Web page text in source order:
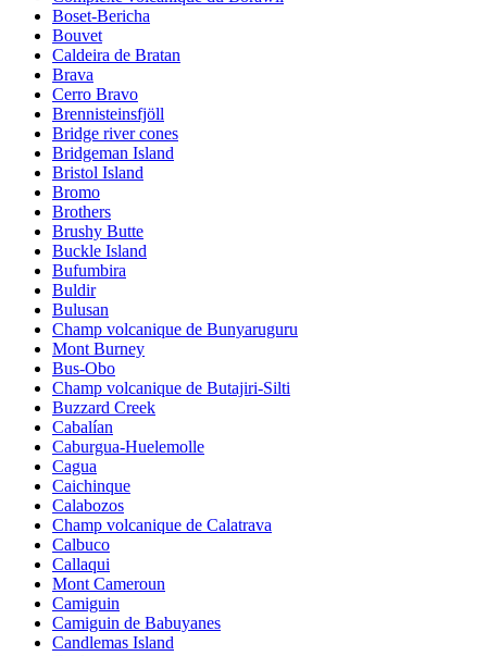
Boset-Bericha
Bouvet
Caldeira de Bratan
Brava
Cerro Bravo
Brennisteinsfjöll
Bridge river cones
Bridgeman Island
Bristol Island
Bromo
Brothers
Brushy Butte
Buckle Island
Bufumbira
Buldir
Bulusan
Champ volcanique de Bunyaruguru
Mont Burney
Bus-Obo
Champ volcanique de Butajiri-Silti
Buzzard Creek
Cabalían
Caburgua-Huelemolle
Cagua
Caichinque
Calabozos
Champ volcanique de Calatrava
Calbuco
Callaqui
Mont Cameroun
Camiguin
Camiguin de Babuyanes
Candlemas Island